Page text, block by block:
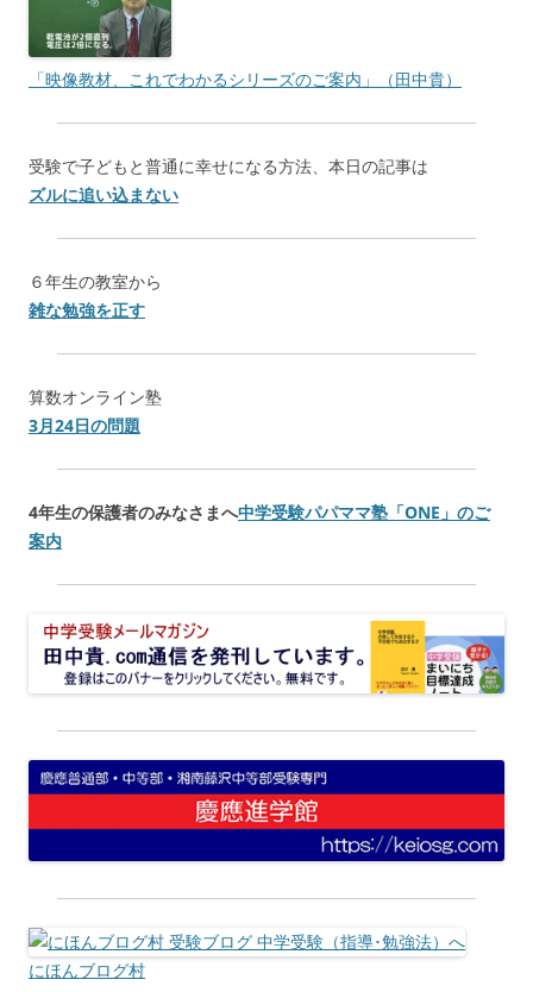
「映像教材、これでわかるシリーズのご案内」（田中貴）
受験で子どもと普通に幸せになる方法、本日の記事は
ズルに追い込まない
６年生の教室から
雑な勉強を正す
算数オンライン塾
3月24日の問題
4年生の保護者のみなさまへ中学受験パパママ塾「ONE 」のご
案内
にほんブログ村